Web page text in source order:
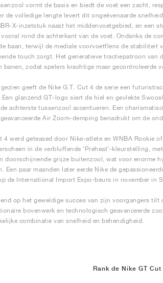
vormt de basis en biedt de voet een zacht,
de volledige lengte levert dit ongeëvenaarde
X-inzetstuk naast het middenvoetgebied, en een
vooral rond de achterkant van de voet. Ondanks de
baan, terwijl de mediale voorvoetflens de stabiliteit
touch zorgt. Het generatieve tractiepatroon
banen, zodat spelers krachtige maar gecontroleerde
geeft de Nike G.T. Cut 4 de serie een
glanzend GT-logo siert de hiel en gevlekte
achterste tussenzool accentueren. Een
Air Zoom-demping benadrukt om de
4 werd geteased door Nike-atlete en WNBA Rookie
in de verbluffende ‘Preheat’-kleurstelling,
doorschijnende grijze buitenzool, wat voor enorme
Een paar maanden later eerde Nike de
de International Import Expo-beurs in november in
op het geweldige succes van zijn voorgangers
bovenwerk en technologisch geavanceerde
combinatie van snelheid en behendigheid.
Rank de Nike GT